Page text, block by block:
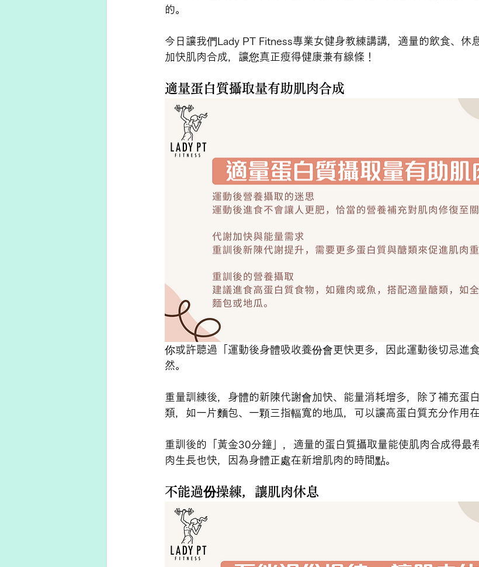
的。
今日讓我們Lady PT Fitness專業女健身教練講講，適量的飲食、休
加快肌肉合成，讓您真正瘦得健康兼有線條！
適量蛋白質攝取量有助肌肉合成
你或許聽過「運動後身體吸收養份會更快更多，因此運動後切忌進
然。
重量訓練後，身體的新陳代謝會加快、能量消耗增多，除了補充蛋
類，如一片麵包、一顆三指輻寬的地瓜，可以讓高蛋白質充分作用在
重訓後的「黃金30分鐘」，適量的蛋白質攝取量能使肌肉合成得最
肉生長也快，因為身體正處在新增肌肉的時間點。
不能過份操練，讓肌肉休息